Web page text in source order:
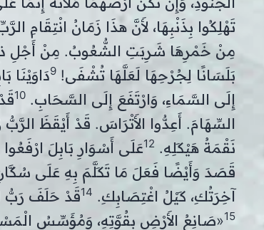
تَهْلِكُوا بِذَنْبِهَا، لأَنَّ هذَا زَمَانُ انْتِقَامِ
مِنْ خَمْرِهَا شَرِبَتِ الشُّعُوبُ. مِنْ أَجْلِ
بَلَسَانًا لِجُرْحِهَا لَعَلَّهَا تُشْفَى!9
إِلَى السَّمَاءِ، وَارْتَفَعَ إِلَى السَّحَابِ.10
السِّهَامَ. أَعِدُّوا الأَتْرَاسَ. قَدْ أَيْقَظَ
نَقْمَةُ هَيْكَلِهِ. 12عَلَى أَسْوَارِ بَابِلَ
قَصَدَ وَأَيْضًا فَعَلَ مَا تَكَلَّمَ بِهِ عَلَى
آخِرَتُكِ، كَيْلُ اغْتِصَابِكِ. 14قَدْ حَلَفَ رَبُّ
15«صَانِعُ الأَرْضِ بِقُوَّتِهِ، وَمُؤَسِّسُ